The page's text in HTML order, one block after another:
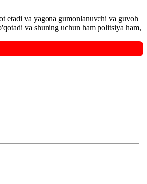
etadi va yagona gumonlanuvchi va guvoh
va shuning uchun ham politsiya ham,